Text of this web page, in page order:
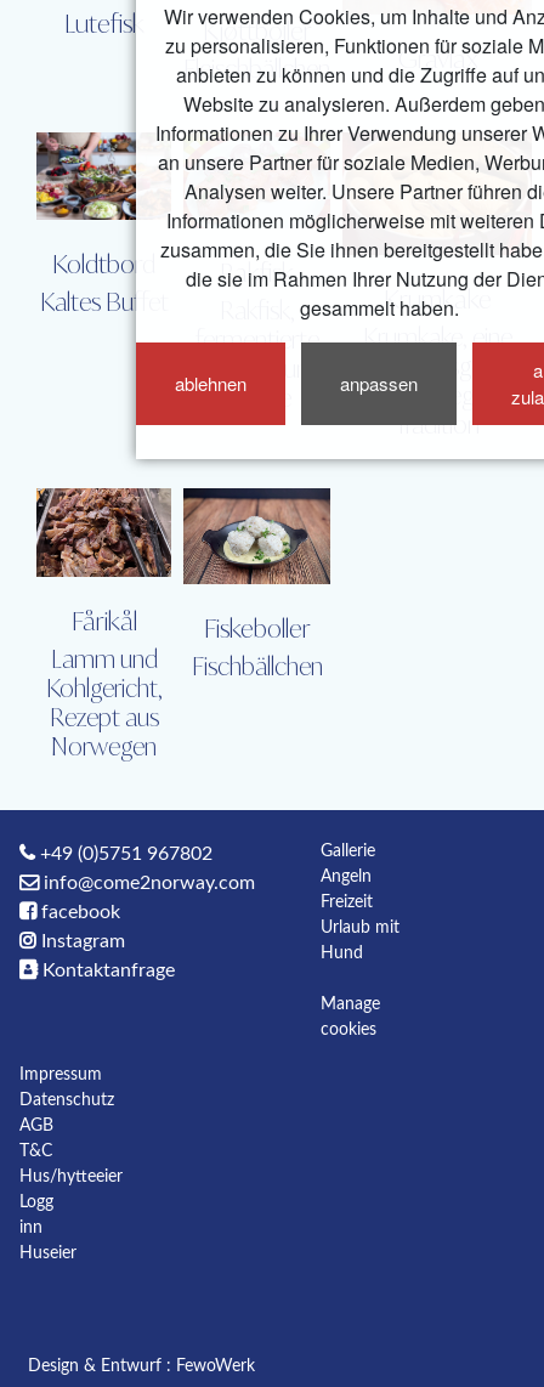
Wir verwenden Cookies, um Inhalte und
zu personalisieren, Funktionen für soziale
anbieten zu können und die Zugriffe auf
Website zu analysieren. Außerdem
Informationen zu Ihrer Verwendung unserer
an unsere Partner für soziale Medien,
Analysen weiter. Unsere Partner führen
Informationen möglicherweise mit weiteren
zusammen, die Sie ihnen bereitgestellt
die sie im Rahmen Ihrer Nutzung der
gesammelt haben.
ablehnen anpassen
Lutefisk Kjøttboller
Fleischbällchen Gravlax
Koldtbord
Kaltes Buffet
Rakfisk
fermentierte
Lachse
Krumkake
Krumkake, eine
nach norwegischer
Tradition
Fårikål
Lamm und
Kohlgericht,
Rezept aus
Norwegen
Fiskeboller
Fischbällchen
+49 (0)5751 967802
info@come2norway.com
facebook
Instagram
Kontaktanfrage
Gallerie
Angeln
Freizeit
Urlaub mit
Hund
Manage
cookies
Impressum
Datenschutz
AGB
T&C
Hus/hytteeier
Logg
inn
Huseier
Design & Entwurf : FewoWerk